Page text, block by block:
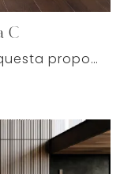
C
Aspetto solido e comodo per questa proposta di qualità, una tra molteplici divani ad angolo in tessuto di Le Comfort, sempre in materiali di qualità.